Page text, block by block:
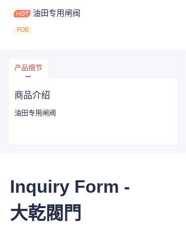
油田专用闸阀
FOB
产品细节
商品介绍
油田专用闸阀
Inquiry Form -
大乾閥門